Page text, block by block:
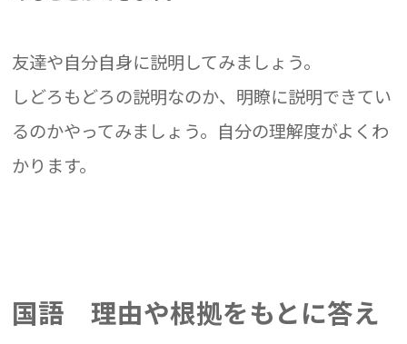
友達や自分自身に説明してみましょう。
しどろもどろの説明なのか、明瞭に説明できてい
るのかやってみましょう。自分の理解度がよくわ
かります。
国語 理由や根拠をもとに答え